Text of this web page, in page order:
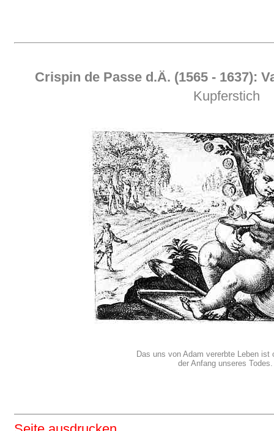
Crispin de Passe d.Ä. (1565 - 1637):
Kupferstich
Das uns von Adam vererbte Leben ist
der Anfang unseres